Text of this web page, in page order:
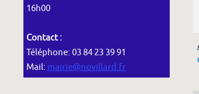
16h00
Contact :
Téléphone: 03 84 23 39 91
Mail: mairie@novillard.fr